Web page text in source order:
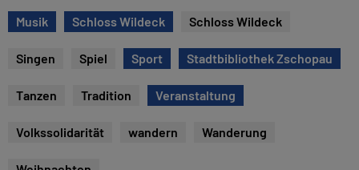
e
Musik Schloss Wildeck Schloss Wildeck
Singen Spiel Sport Stadtbibliothek Zschopau
Tanzen Tradition Veranstaltung
Volkssolidarität wandern Wanderung